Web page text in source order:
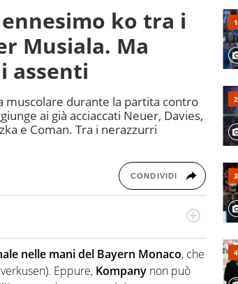
ko tra i
Musiala. Ma
assenti
muscolare durante la partita contro
ai già acciaccati Neuer, Davies,
e Coman. Tra i nerazzurri
CONDIVIDI
ma anche tennis, volley, basket: su
che troveranno sempre copertura
Sport è formata da giornalisti ed
nelle mani del Bayern Monaco, che
Eppure, Kompany non può